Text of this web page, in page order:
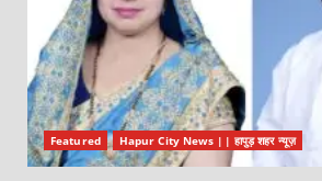
Featured Hapur City News || हापुड़ शहर न्यूज़